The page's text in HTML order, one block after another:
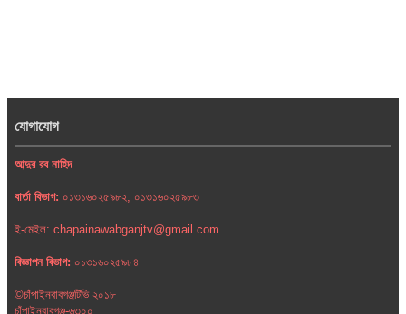
যোগাযোগ
আব্দুর রব নাহিদ
বার্তা বিভাগ: ০১৩১৬০২৫৯৮২, ০১৩১৬০২৫৯৮৩
ই-মেইল: chapainawabganjtv@gmail.com
বিজ্ঞাপন বিভাগ: ০১৩১৬০২৫৯৮৪
©চাঁপাইনবাবগঞ্জটিভি ২০১৮
চাঁপাইনবাবগঞ্জ-৬৩০০